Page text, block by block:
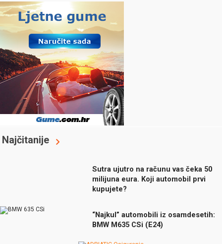
Najčitanije
Sutra ujutro na računu vas čeka 50
milijuna eura. Koji automobil prvi
kupujete?
“Najkul” automobili iz osamdesetih:
BMW M635 CSi (E24)